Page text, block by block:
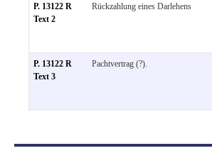
P. 13122 R
Text 2
Rückzahlung eines Darlehens
P. 13122 R
Text 3
Pachtvertrag (?).